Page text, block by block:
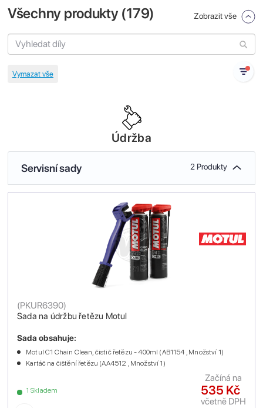
Všechny produkty (179) Zobrazit vše
Údržba
Servisní sady 2 Produkty
Sada na údržbu řetězu Motul
(PKUR6390)
1 Skladem
Sada obsahuje:
Motul C1 Chain Clean, čistič řetězu - 400ml (AB1154 , Množství 1)
Kartáč na čištění řetězu (AA4512 , Množství 1)
535 Kč
včetně DPH
Začíná na